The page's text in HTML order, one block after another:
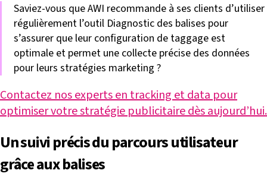
Saviez-vous que AWI recommande à ses clients d’utiliser
régulièrement l’outil Diagnostic des balises pour
s’assurer que leur configuration de taggage est
optimale et permet une collecte précise des données
pour leurs stratégies marketing ?
Contactez nos experts en tracking et data pour
optimiser votre stratégie publicitaire dès aujourd’hui.
Un suivi précis du parcours utilisateur
grâce aux balises